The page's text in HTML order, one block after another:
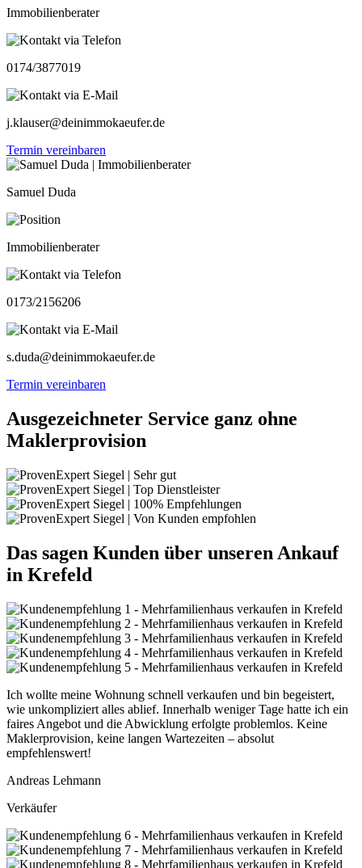
Immobilienberater
0174/3877019
j.klauser@deinimmokaeufer.de
Termin vereinbaren
Samuel Duda
Immobilienberater
0173/2156206
s.duda@deinimmokaeufer.de
Termin vereinbaren
Ausgezeichneter Service ganz ohne
Maklerprovision
Das sagen Kunden über unseren Ankauf
in Krefeld
Ich wollte meine Wohnung schnell verkaufen und bin begeistert,
wie unkompliziert alles ablief. Innerhalb weniger Tage hatte ich ein
faires Angebot und die Abwicklung erfolgte problemlos. Keine
Maklerprovision, keine langen Wartezeiten – absolut
empfehlenswert!
Andreas Lehmann
Verkäufer